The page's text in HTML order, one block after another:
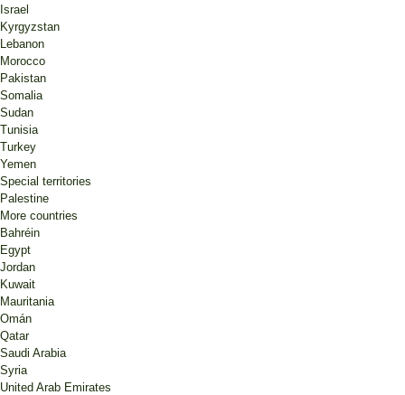
Israel
Kyrgyzstan
Lebanon
Morocco
Pakistan
Somalia
Sudan
Tunisia
Turkey
Yemen
Special territories
Palestine
More countries
Bahréin
Egypt
Jordan
Kuwait
Mauritania
Omán
Qatar
Saudi Arabia
Syria
United Arab Emirates